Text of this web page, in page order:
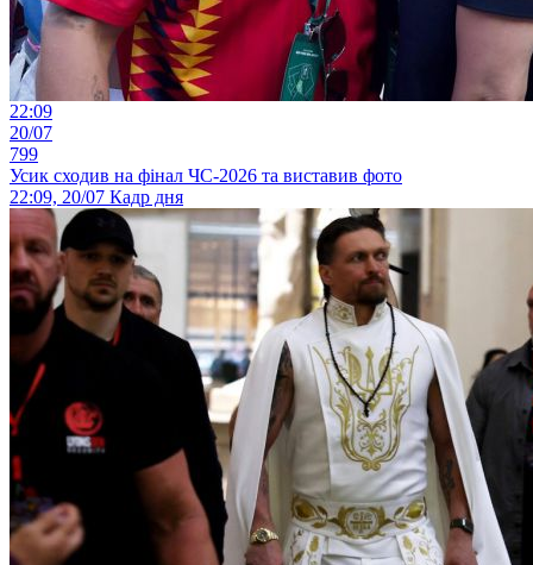
22:09
20/07
799
Усик сходив на фінал ЧС-2026 та виставив фото
22:09, 20/07 Кадр дня